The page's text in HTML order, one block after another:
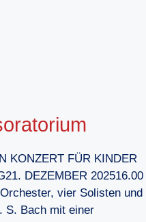
KONZERT FÜR KINDER
DEZEMBER 202516.00
vier Solisten und
S. Bach mit einer